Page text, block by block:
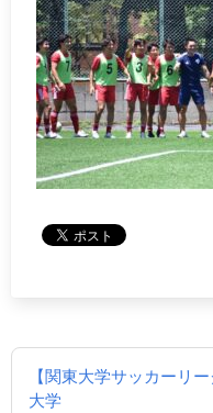
投
【関東大学サッカーリ
大学